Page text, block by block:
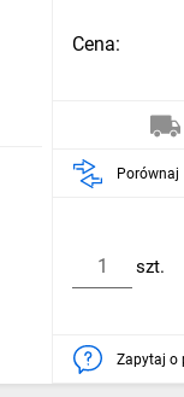
Cena:
Porównaj
szt.
Zapytaj o